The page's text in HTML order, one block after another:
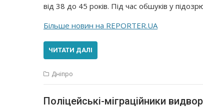
від 38 до 45 років. Під час обшуків у
Більше новин на REPORTER.UA
ЧИТАТИ ДАЛІ
Дніпро
Поліцейські-міграційники